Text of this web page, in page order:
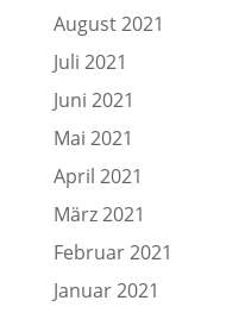
August 2021
Juli 2021
Juni 2021
Mai 2021
April 2021
März 2021
Februar 2021
Januar 2021